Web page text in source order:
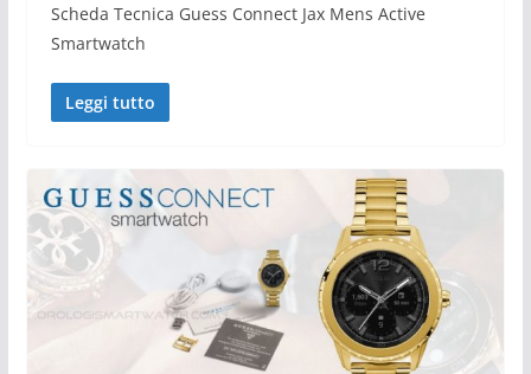
Scheda Tecnica Guess Connect Jax Mens Active
Smartwatch
Leggi tutto